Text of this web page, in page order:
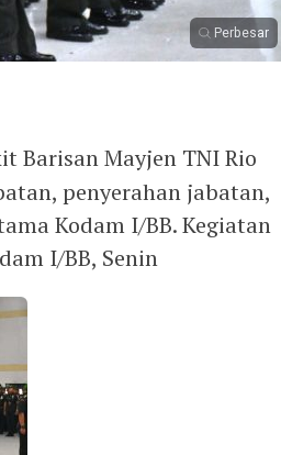
Perbesar
Barisan Mayjen TNI Rio
penyerahan jabatan,
Kodam I/BB. Kegiatan
I/BB, Senin